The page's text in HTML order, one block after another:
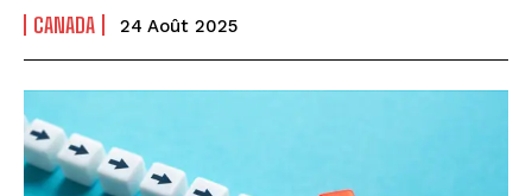
CANADA 24 Août 2025